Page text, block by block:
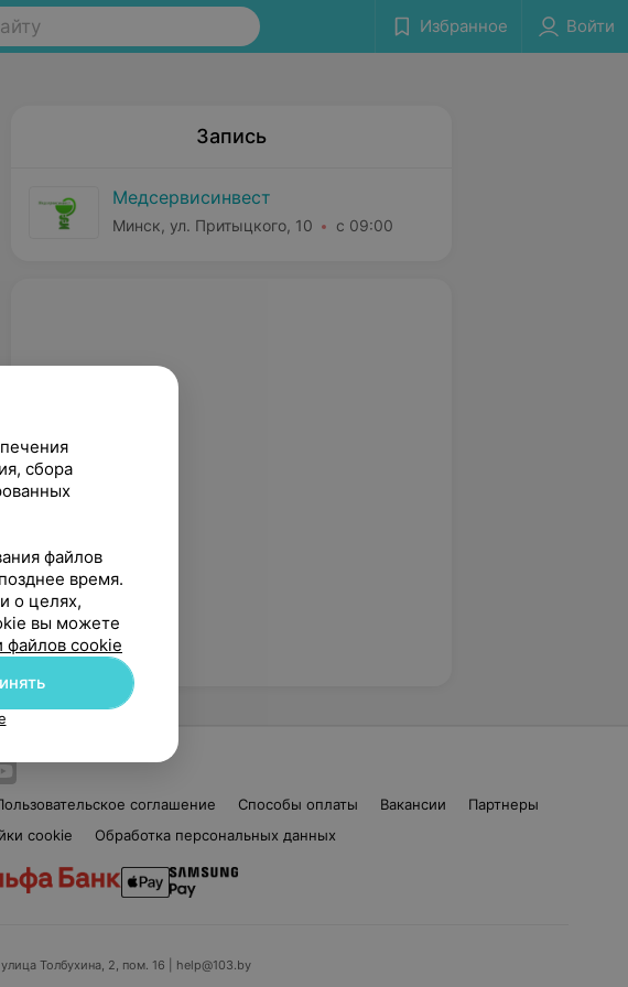
Избранное Войти
Запись
Медсервисинвест
Минск, ул. Притыцкого, 10 с 09:00
соглашение Способы оплаты Вакансии
Партнеры
cookie Обработка персональных данных
Толбухина, 2, пом. 16 | help@103.by
сбора
файлов
время.
о целях,
вы можете
файлов cookie